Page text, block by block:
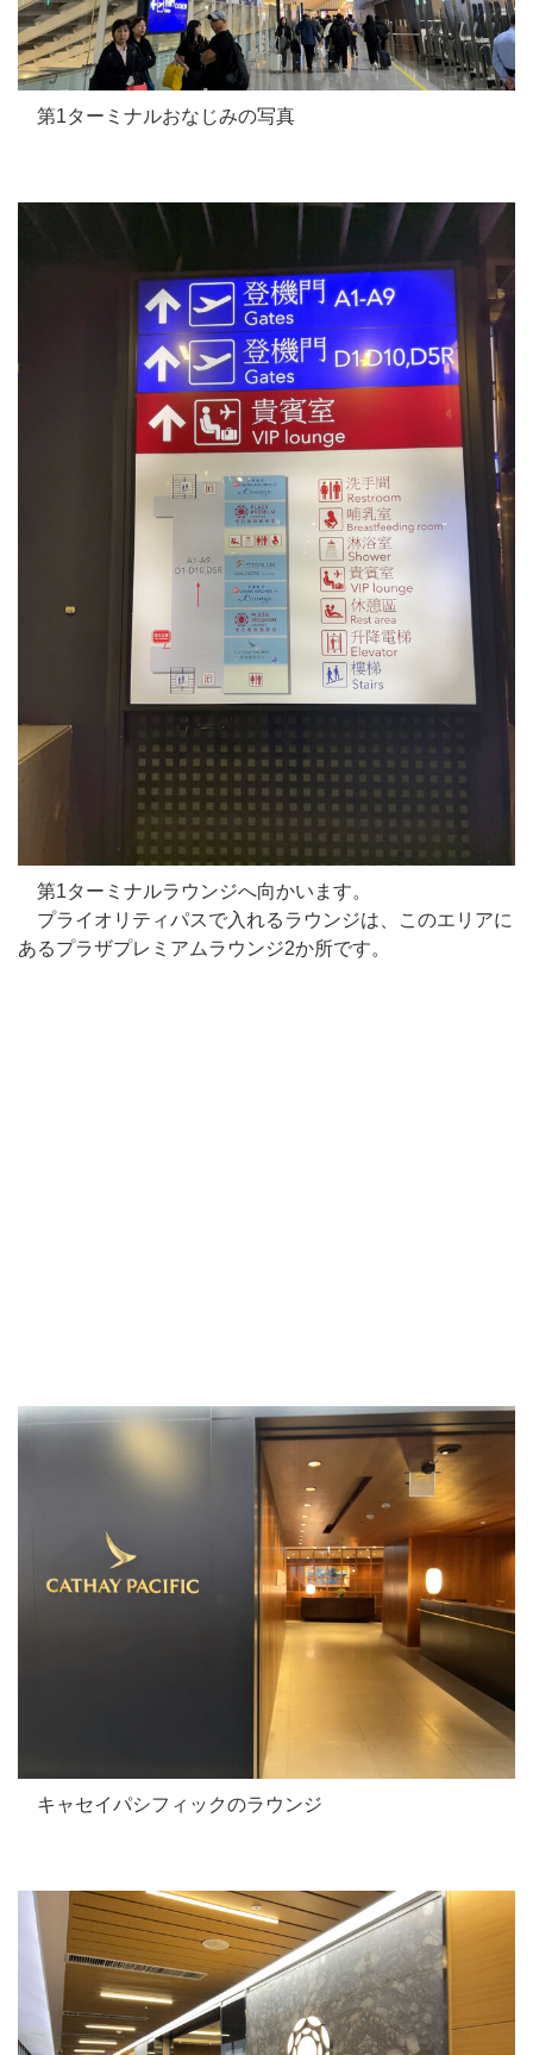
第1ターミナルおなじみの写真
第1ターミナルラウンジへ向かいます。
プライオリティパスで入れるラウンジは、このエリアに
あるプラザプレミアムラウンジ2か所です。
キャセイパシフィックのラウンジ